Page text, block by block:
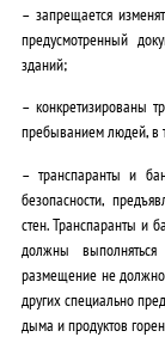
– запрещается
предусмотренный
зданий;
– конкретизированы
пребыванием людей, в
– транспаранты и
безопасности,
стен. Транспаранты и
должны
размещение не должно
других специально
дыма и продуктов